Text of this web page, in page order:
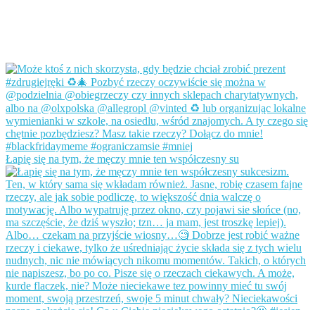
Łapię się na tym, że męczy mnie ten współczesny su